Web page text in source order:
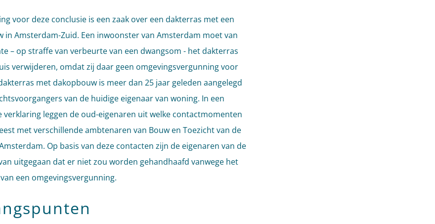
voor deze conclusie is een zaak over een dakterras met een
in Amsterdam-Zuid. Een inwoonster van Amsterdam moet van
– op straffe van verbeurte van een dwangsom - het dakterras
verwijderen, omdat zij daar geen omgevingsvergunning voor
met dakopbouw is meer dan 25 jaar geleden aangelegd
van de huidige eigenaar van woning. In een
verklaring leggen de oud-eigenaren uit welke contactmomenten
met verschillende ambtenaren van Bouw en Toezicht van de
Op basis van deze contacten zijn de eigenaren van de
uitgegaan dat er niet zou worden gehandhaafd vanwege het
een omgevingsvergunning.